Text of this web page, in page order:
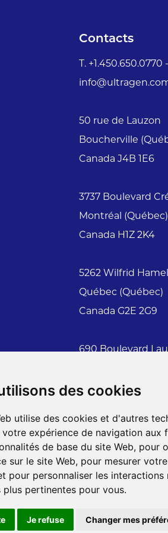
des cookies
utilise des cookies et d'autres
expérience de navigation aux
de base du site Web, pour
sur le site Web, pour mesurer
pour personnaliser les interactions
plus pertinentes pour vous.
Je refuse Changer mes
Contacts
T.
50 rue de Lauzon
Boucherville
Canada J4B 1E6
3737 Boulevard
Montréal (Québec)
Canada H1Z 2K4
5262 Wilfrid
Québec (Québec)
Canada G2E 2G9
690 Boulevard
Canada G4R 4N8
7100, rue Jean-
Anjou (Québec)
Canada H1M 3S3